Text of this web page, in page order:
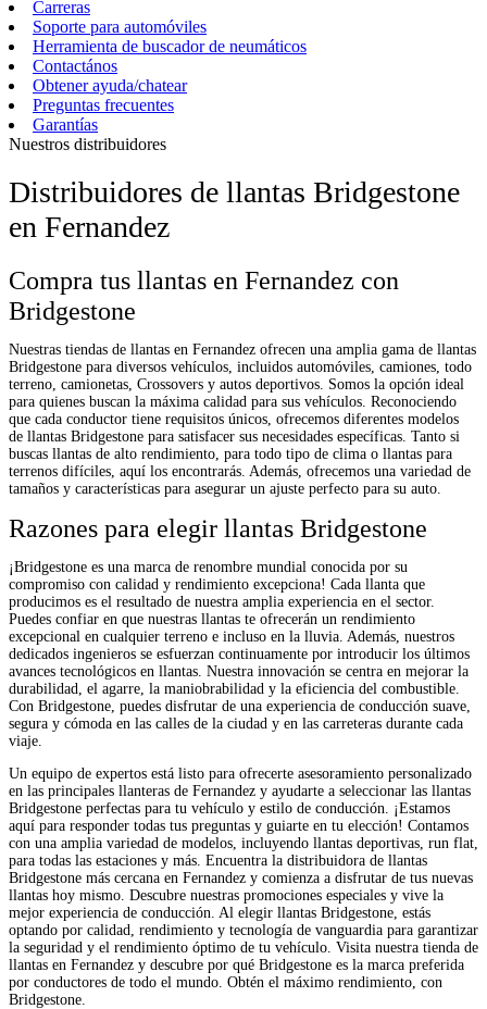
Carreras
Soporte para automóviles
Herramienta de buscador de neumáticos
Contactános
Obtener ayuda/chatear
Preguntas frecuentes
Garantías
Nuestros distribuidores
Distribuidores de llantas Bridgestone
en Fernandez
Compra tus llantas en Fernandez con
Bridgestone
Nuestras tiendas de llantas en Fernandez ofrecen una amplia gama de llantas
Bridgestone para diversos vehículos, incluidos automóviles, camiones, todo
terreno, camionetas, Crossovers y autos deportivos. Somos la opción ideal
para quienes buscan la máxima calidad para sus vehículos. Reconociendo
que cada conductor tiene requisitos únicos, ofrecemos diferentes modelos
de llantas Bridgestone para satisfacer sus necesidades específicas. Tanto si
buscas llantas de alto rendimiento, para todo tipo de clima o llantas para
terrenos difíciles, aquí los encontrarás. Además, ofrecemos una variedad de
tamaños y características para asegurar un ajuste perfecto para su auto.
Razones para elegir llantas Bridgestone
¡Bridgestone es una marca de renombre mundial conocida por su
compromiso con calidad y rendimiento excepciona! Cada llanta que
producimos es el resultado de nuestra amplia experiencia en el sector.
Puedes confiar en que nuestras llantas te ofrecerán un rendimiento
excepcional en cualquier terreno e incluso en la lluvia. Además, nuestros
dedicados ingenieros se esfuerzan continuamente por introducir los últimos
avances tecnológicos en llantas. Nuestra innovación se centra en mejorar la
durabilidad, el agarre, la maniobrabilidad y la eficiencia del combustible.
Con Bridgestone, puedes disfrutar de una experiencia de conducción suave,
segura y cómoda en las calles de la ciudad y en las carreteras durante cada
viaje.
Un equipo de expertos está listo para ofrecerte asesoramiento personalizado
en las principales llanteras de Fernandez y ayudarte a seleccionar las llantas
Bridgestone perfectas para tu vehículo y estilo de conducción. ¡Estamos
aquí para responder todas tus preguntas y guiarte en tu elección! Contamos
con una amplia variedad de modelos, incluyendo llantas deportivas, run flat,
para todas las estaciones y más. Encuentra la distribuidora de llantas
Bridgestone más cercana en Fernandez y comienza a disfrutar de tus nuevas
llantas hoy mismo. Descubre nuestras promociones especiales y vive la
mejor experiencia de conducción. Al elegir llantas Bridgestone, estás
optando por calidad, rendimiento y tecnología de vanguardia para garantizar
la seguridad y el rendimiento óptimo de tu vehículo. Visita nuestra tienda de
llantas en Fernandez y descubre por qué Bridgestone es la marca preferida
por conductores de todo el mundo. Obtén el máximo rendimiento, con
Bridgestone.